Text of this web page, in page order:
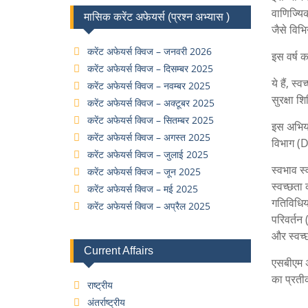
जैसे
इस वर्ष
ये हैं,
सुरक्षा
इस
विभाग
स्वभाव
स्वच्छता
और
एसबीएम
का
मासिक करेंट अफेयर्स (प्रश्न अभ्यास )
करेंट अफेयर्स क्विज – जनवरी 2026
करेंट अफेयर्स क्विज – दिसम्बर 2025
करेंट अफेयर्स क्विज – नवम्बर 2025
करेंट अफेयर्स क्विज – अक्टूबर 2025
करेंट अफेयर्स क्विज – सितम्बर 2025
करेंट अफेयर्स क्विज – अगस्त 2025
करेंट अफेयर्स क्विज – जुलाई 2025
करेंट अफेयर्स क्विज – जून 2025
करेंट अफेयर्स क्विज – मई 2025
करेंट अफेयर्स क्विज – अप्रैल 2025
Current Affairs
राष्ट्रीय
अंतर्राष्ट्रीय